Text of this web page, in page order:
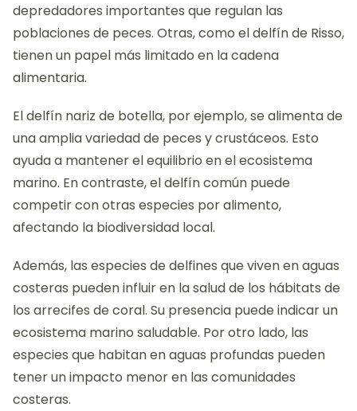
depredadores importantes que regulan las
poblaciones de peces. Otras, como el delfín de Risso,
tienen un papel más limitado en la cadena
alimentaria.
El delfín nariz de botella, por ejemplo, se alimenta de
una amplia variedad de peces y crustáceos. Esto
ayuda a mantener el equilibrio en el ecosistema
marino. En contraste, el delfín común puede
competir con otras especies por alimento,
afectando la biodiversidad local.
Además, las especies de delfines que viven en aguas
costeras pueden influir en la salud de los hábitats de
los arrecifes de coral. Su presencia puede indicar un
ecosistema marino saludable. Por otro lado, las
especies que habitan en aguas profundas pueden
tener un impacto menor en las comunidades
costeras.